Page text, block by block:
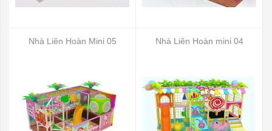
Nhà Liên Hoàn Mini 05 Nhà Liên Hoàn mini 04